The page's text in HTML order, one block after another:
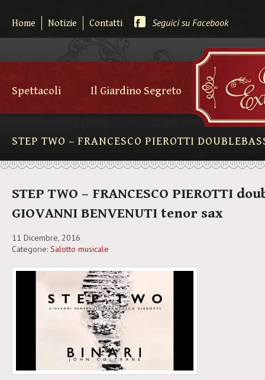
Home Notizie Contatti Seguici su Facebook
Spettacoli Il Giardino Segreto
STEP TWO – FRANCESCO PIEROTTI
STEP TWO – FRANCESCO PIEROTTI
GIOVANNI BENVENUTI tenor sax
11 Dicembre, 2016
Categorie: Salotto musicale